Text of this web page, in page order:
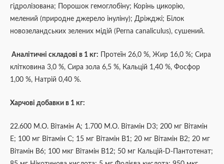
гідролізована; Порошок гемоглобіну; Корінь цикорію,
мелений (природне джерело інуліну); Дріжджі; Білок
новозеландських зелених мідій (Perna canaliculus), сушений.
Аналітичні складові в 1 кг: Протеїн 26,0 %, Жир 16,0 %; Сира
клітковина 3,0 %, Сира зола 6,5 %, Кальцій 1,40 %, Фосфор
1,00 %, Натрій 0,40 %.
Харчові добавки в 1 кг:
22.600 М.О. Вітамін A; 1.700 М.О. Вітамін D3; 200 мг Вітамін
E; 100 мг Вітамін C; 15 мг Вітамін B1; 20 мг Вітамін B2; 20 мг
Вітамін B6; 100 мкг Вітамін B12; 50 мг Кальцій-D-Пантотенат;